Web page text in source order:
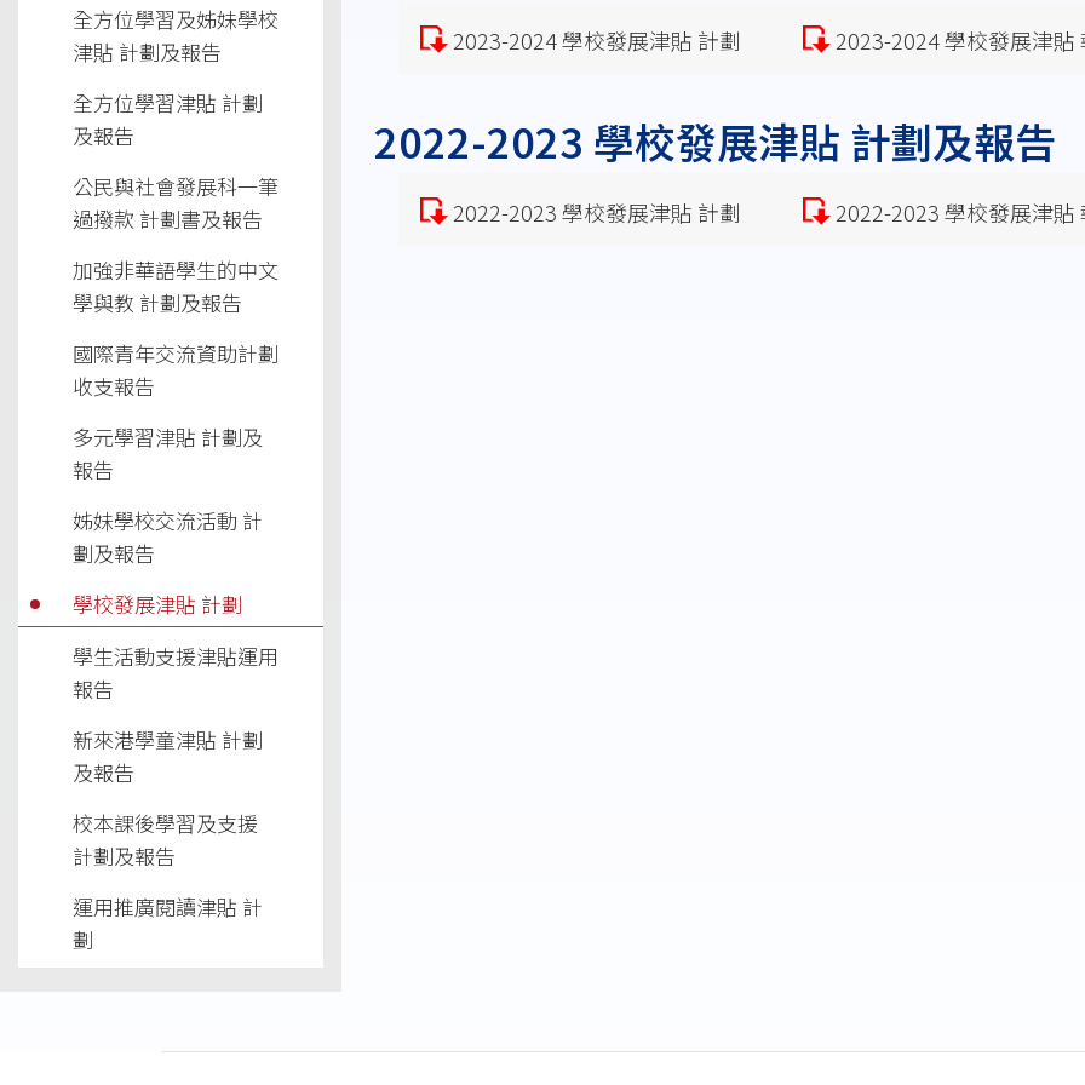
2023-2024 學校發展津貼 計劃 2023-2024 學校發展津貼
2022-2023 學校發展津貼 計劃及報告
2022-2023 學校發展津貼 計劃 2022-2023 學校發展津貼
全方位學習及姊妹學校
津貼 計劃及報告
全方位學習津貼 計劃
及報告
公民與社會發展科一筆
過撥款 計劃書及報告
加強非華語學生的中文
學與教 計劃及報告
國際青年交流資助計劃
收支報告
多元學習津貼 計劃及
報告
姊妹學校交流活動 計
劃及報告
學校發展津貼 計劃
學生活動支援津貼運用
報告
新來港學童津貼 計劃
及報告
校本課後學習及支援
計劃及報告
運用推廣閱讀津貼 計
劃